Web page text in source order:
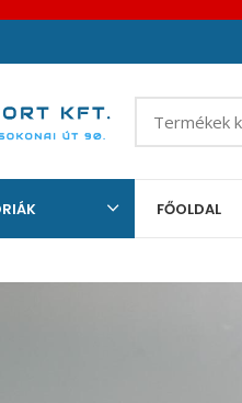
FŐOLDAL